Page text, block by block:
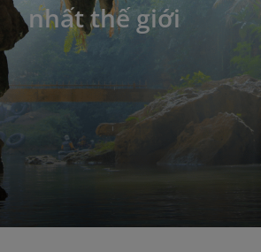
nhất thế giới